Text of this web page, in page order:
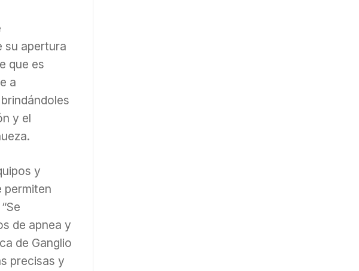
su apertura
que es
a
y el
y
permiten
de apnea y
de Ganglio
precisas y